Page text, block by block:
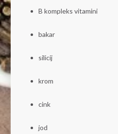
B kompleks vitamini
bakar
silicij
krom
cink
jod